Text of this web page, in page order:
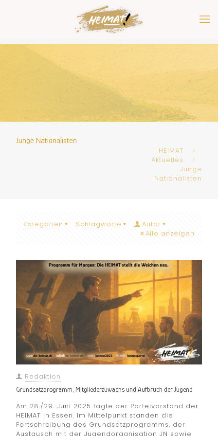
Junge Nationalisten
HEIMAT
Aktuelles
Junge
Nationalisten
Kategorien Schlagworte
Autor
Alle anzeigen
Redaktion
Grundsatzprogramm, Mitgliederzuwachs und Aufbruch der Jugend
Am 28./29. Juni 2025 tagte der Parteivorstand der
HEIMAT in Essen. Im Mittelpunkt standen die
Fortschreibung des Grundsatzprogramms, der
Austausch mit der Jugendorganisation JN sowie